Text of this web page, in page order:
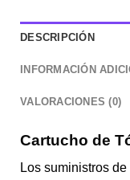
DESCRIPCIÓN
INFORMACIÓN
VALORACIONES (0)
Cartucho de
Los suministros